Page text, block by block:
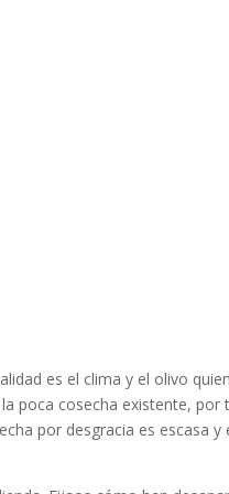
es el clima y el olivo
poca cosecha existente, por
por desgracia es escasa y